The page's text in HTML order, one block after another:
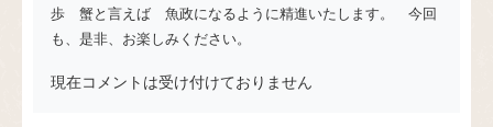
歩 蟹と言えば 魚政になるように精進いたします。 今回
も、是非、お楽しみください。
現在コメントは受け付けておりません